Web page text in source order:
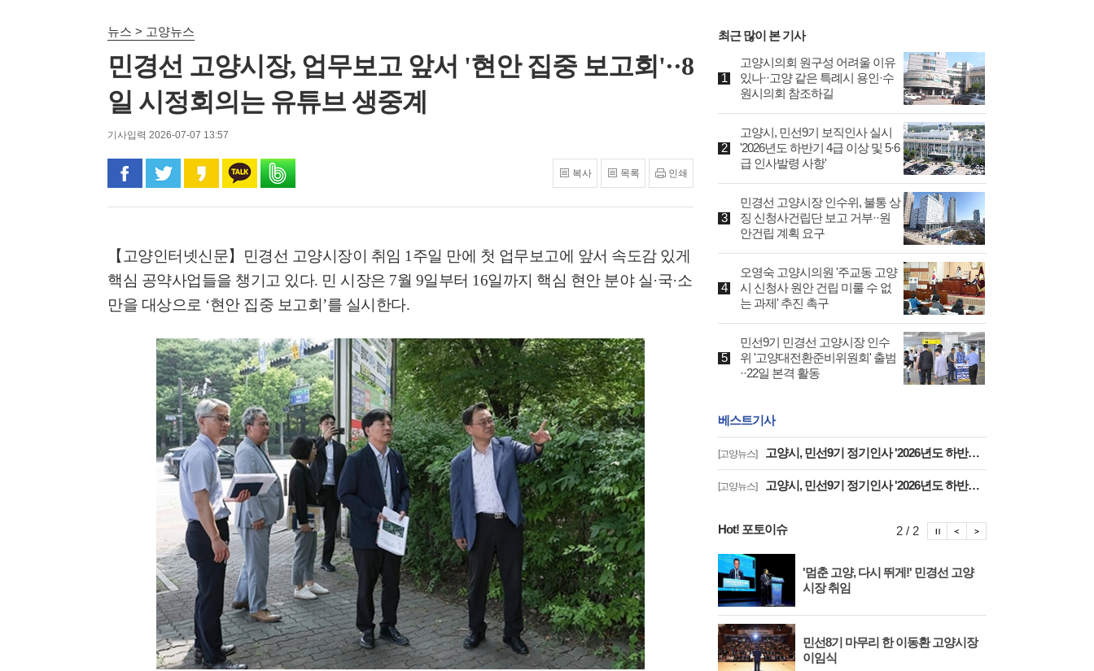
뉴스 > 고양뉴스
민경선 고양시장, 업무보고 앞서 '현안 집중 보고회'··8
일 시정회의는 유튜브 생중계
기사입력 2026-07-07 13:57
페이스북으로 공유
트위터로 공유카카오 스토리로 공유
카카오톡으로 공유
복사 목록 인쇄
【고양인터넷신문】 민경선 고양시장이 취임 1 주일 만에 첫 업무보고에 앞서 속도감 있게
핵심 공약사업들을 챙기고 있다. 민 시장은 7월 9일부터 16일까지 핵심 현안 분야 실·국·소
만을 대상으로 ‘현안 집중 보고회 ’를 실시한다.
최근 많이 본 기사
고양시의회 원구성 어려울 이유
있나··고양 같은 특례시 용인·수
원시의회 참조하길
고양시, 민선9기 보직인사 실시
'2026년도 하반기 4급 이상 및 5·6
급 인사발령 사항'
민경선 고양시장 인수위, 불통 상
징 신청사건립단 보고 거부··원
안건립 계획 요구
오영숙 고양시의원 '주교동 고양
시 신청사 원안 건립 미룰 수 없
는 과제' 추진 촉구
민선9기 민경선 고양시장 인수
위 '고양대전환준비위원회' 출범
··22일 본격 활동
베스트기사
[고양뉴스] 고양시, 민선9기 정기인사 '2026년도 하반기 6급 팀장 인사발령 사항'
[고양뉴스] 고양시, 민선9기 정기인사 '2026년도 하반기 6급 부팀장 이하 인사발령 사항'
Hot! 포토이슈
'멈춘 고양, 다시 뛰게!' 민경선 고양
시장 취임
민선8기 마무리 한 이동환 고양시장
이임식
고양시 폭염특보에 '도로 살수차' 전
면 가동
물향기수목원 무궁화 절정 '50여 품
종 감상'
'멈춘 고양, 다시 뛰게!' 민경선 고양
시장 취임
민선8기 마무리 한 이동환 고양시장
이임식
2 / 2 포토이슈 이전보기
포토이슈 정지